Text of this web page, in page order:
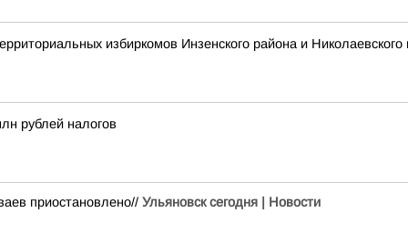
избиркомов Инзенского района и Николаевского
рублей налогов
приостановлено// Ульяновск сегодня | Новости